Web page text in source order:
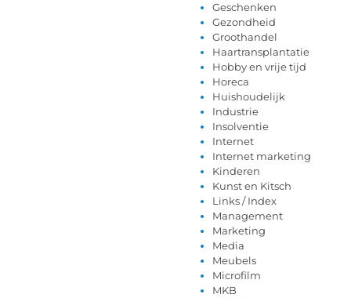
Geschenken
Gezondheid
Groothandel
Haartransplantatie
Hobby en vrije tijd
Horeca
Huishoudelijk
Industrie
Insolventie
Internet
Internet marketing
Kinderen
Kunst en Kitsch
Links / Index
Management
Marketing
Media
Meubels
Microfilm
MKB